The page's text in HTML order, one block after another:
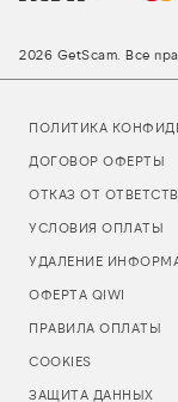
2026 GetScam. Все
ПОЛИТИКА
ДОГОВОР ОФЕРТЫ
ОТКАЗ ОТ
УСЛОВИЯ ОПЛАТЫ
УДАЛЕНИЕ
ОФЕРТА QIWI
ПРАВИЛА ОПЛАТЫ
COOKIES
ЗАЩИТА ДАННЫХ